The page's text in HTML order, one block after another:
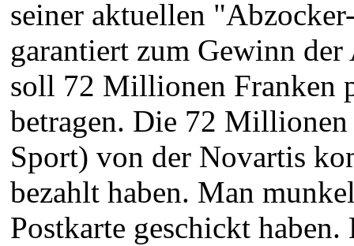
seiner aktuellen
garantiert zum Gewinn
soll 72 Millionen Franken
betragen. Die 72
Sport) von der Novartis
bezahlt haben. Man
Postkarte geschickt